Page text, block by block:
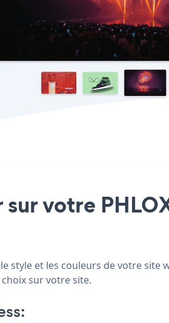
votre
style et les couleurs de votre site
sur votre site.